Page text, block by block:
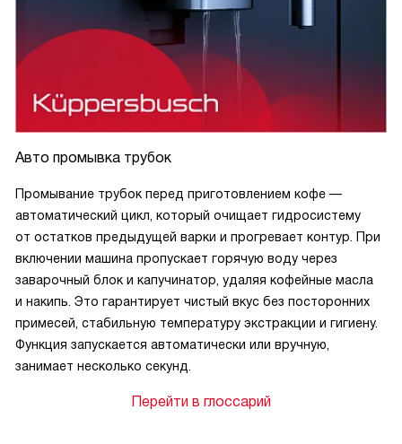
Авто промывка трубок
Промывание трубок перед приготовлением кофе —
автоматический цикл, который очищает гидросистему
от остатков предыдущей варки и прогревает контур. При
включении машина пропускает горячую воду через
заварочный блок и капучинатор, удаляя кофейные масла
и накипь. Это гарантирует чистый вкус без посторонних
примесей, стабильную температуру экстракции и гигиену.
Функция запускается автоматически или вручную,
занимает несколько секунд.
Перейти в глоссарий